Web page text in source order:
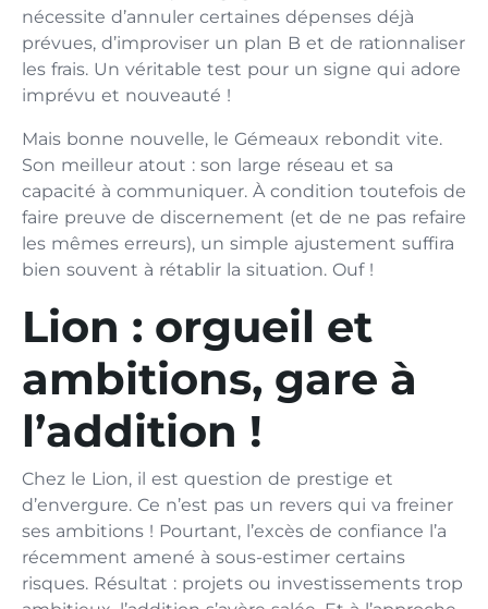
nécessite d’annuler certaines dépenses déjà
prévues, d’improviser un plan B et de rationnaliser
les frais. Un véritable test pour un signe qui adore
imprévu et nouveauté !
Mais bonne nouvelle, le Gémeaux rebondit vite.
Son meilleur atout : son large réseau et sa
capacité à communiquer. À condition toutefois de
faire preuve de discernement (et de ne pas refaire
les mêmes erreurs), un simple ajustement suffira
bien souvent à rétablir la situation. Ouf !
Lion : orgueil et
ambitions, gare à
l’addition !
Chez le Lion, il est question de prestige et
d’envergure. Ce n’est pas un revers qui va freiner
ses ambitions ! Pourtant, l’excès de confiance l’a
récemment amené à sous-estimer certains
risques. Résultat : projets ou investissements trop